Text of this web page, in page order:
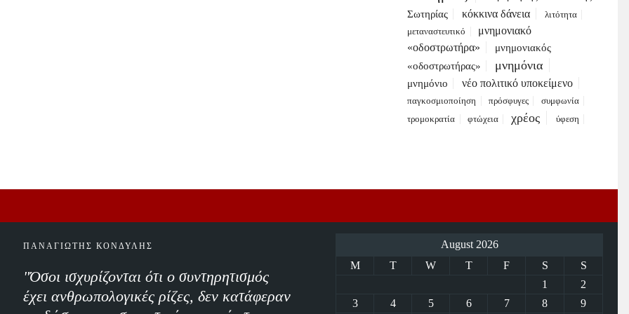
Σωτηρίας
κόκκινα δάνεια
λιτότητα
μεταναστευτικό
μνημονιακό
«οδοστρωτήρα»
μνημονιακός
«οδοστρωτήρας»
μνημόνια
μνημόνιο νέο πολιτικό υποκείμενο
παγκοσμιοποίηση πρόσφυγες
συμφωνία
τρομοκρατία
φτώχεια χρέος ύφεση
ΠΑΝΑΓΙΩΤΗΣ ΚΟΝΔΥΛΗΣ
"Όσοι ισχυρίζονται ότι ο συντηρητισμός
έχει ανθρωπολογικές ρίζες, δεν κατάφεραν
August 2026
M
T W T F S
S
1
2
3
4 5 6 7 8 9